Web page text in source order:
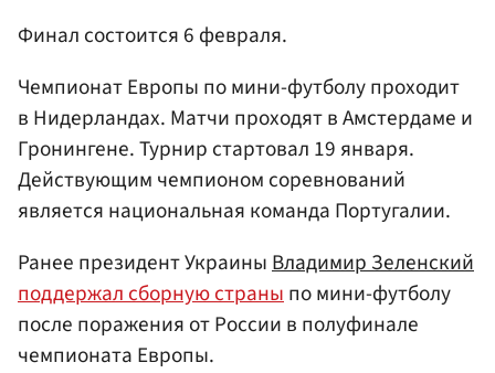
Финал состоится 6 февраля.
Чемпионат Европы по мини-футболу проходит
в Нидерландах. Матчи проходят в Амстердаме и
Гронингене. Турнир стартовал 19 января.
Действующим чемпионом соревнований
является национальная команда Португалии.
Ранее президент УкраиныВладимир Зеленский
поддержал сборную страныпо мини-футболу
после поражения от России в полуфинале
чемпионата Европы.